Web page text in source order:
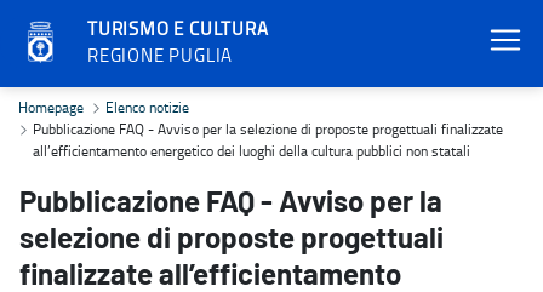
TURISMO E CULTURA
REGIONE PUGLIA
Pubblicazione FAQ - Avviso per la selezione di proposte
Homepage
Elenco notizie
Pubblicazione FAQ - Avviso per la selezione di proposte progettuali finalizzate
all’efficientamento energetico dei luoghi della cultura pubblici non statali
Pubblicazione FAQ - Avviso per la
selezione di proposte progettuali
finalizzate all’efficientamento